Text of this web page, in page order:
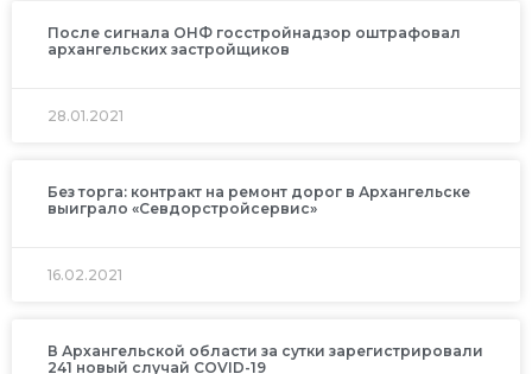
После сигнала ОНФ госстройнадзор оштрафовал
архангельских застройщиков
28.01.2021
Без торга: контракт на ремонт дорог в Архангельске
выиграло «Севдорстройсервис»
16.02.2021
В Архангельской области за сутки зарегистрировали
241 новый случай COVID-19